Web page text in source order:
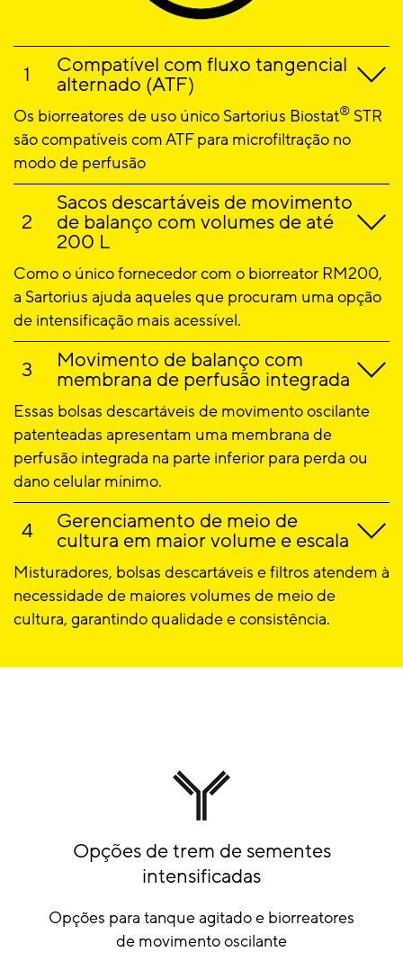
Compatível com fluxo tangencial
alternado (ATF)
Os biorreatores de uso único Sartorius Biostat® STR
são compatíveis com ATF para microfiltração no
modo de perfusão
Sacos descartáveis de movimento
de balanço com volumes de até
200 L
Como o único fornecedor com o biorreator RM200,
a Sartorius ajuda aqueles que procuram uma opção
de intensificação mais acessível.
Movimento de balanço com
membrana de perfusão integrada
Essas bolsas descartáveis de movimento oscilante
patenteadas apresentam uma membrana de
perfusão integrada na parte inferior para perda ou
dano celular mínimo.
Gerenciamento de meio de
cultura em maior volume e escala
Misturadores, bolsas descartáveis e filtros atendem à
necessidade de maiores volumes de meio de
cultura, garantindo qualidade e consistência.
Opções de trem de sementes
intensificadas
Opções para tanque agitado e biorreatores
de movimento oscilante